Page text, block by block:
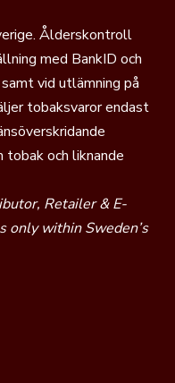
Ålderskontroll
med BankID och
vid utlämning på
tobaksvaror endast
och liknande
Retailer & E-
only within Sweden’s